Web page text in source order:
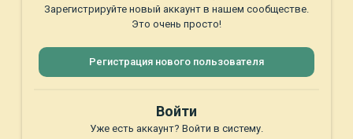
Зарегистрируйте новый аккаунт в нашем сообществе.
Это очень просто!
Регистрация нового пользователя
Войти
Уже есть аккаунт? Войти в систему.